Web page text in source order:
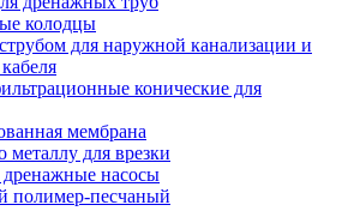
колодцы
для наружной канализации и
конические для
мембрана
металлу для врезки
насосы
полимер-песчаный